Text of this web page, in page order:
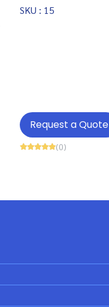
SKU : 15
Request a Quote
(0)